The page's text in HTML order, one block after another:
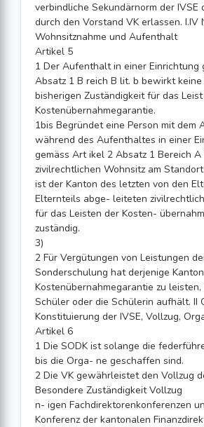
verbindliche Sekundärnorm der IVSE
durch den Vorstand VK erlassen. I.IV
Wohnsitznahme und Aufenthalt
Artikel 5
1 Der Aufenthalt in einer Einrichtung
Absatz 1 B reich B lit. b bewirkt
bisherigen Zuständigkeit für das
Kostenübernahmegarantie.
1bis Begründet eine Person mit dem
während des Aufenthaltes in einer
gemäss Art ikel 2 Absatz 1 Bereich A
zivilrechtlichen Wohnsitz am
ist der Kanton des letzten von den
Elternteils abge- leiteten
für das Leisten der Kosten-
zuständig.
3)
2 Für Vergütungen von Leistungen
Sonderschulung hat derjenige
Kostenübernahmegarantie zu
Schüler oder die Schülerin aufhält. II
Konstituierung der IVSE, Vollzug,
Artikel 6
1 Die SODK ist solange die
bis die Orga- ne geschaffen sind.
2 Die VK gewährleistet den Vollzug
Besondere Zuständigkeit Vollzug
n- igen Fachdirektorenkonferenzen
Konferenz der kantonalen